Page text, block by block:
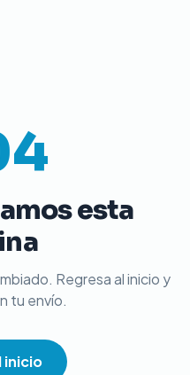
esta
Regresa al inicio y
tu envío.
inicio